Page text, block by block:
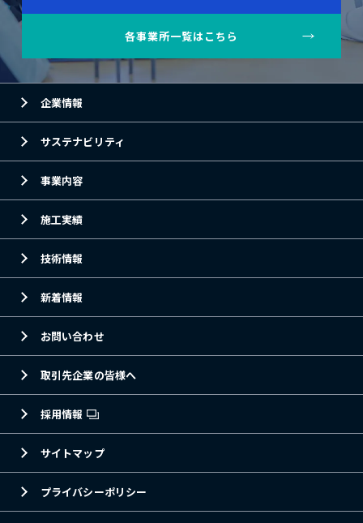
各事業所一覧はこちら
企業情報
サステナビリティ
事業内容
施工実績
技術情報
新着情報
お問い合わせ
取引先企業の皆様へ
採用情報
サイトマップ
プライバシーポリシー